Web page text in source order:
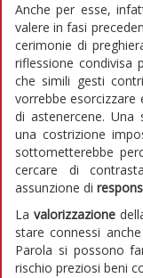
Anche per esse,
valere in fasi
cerimonie di
riflessione condivisa
che simili gesti
vorrebbe esorcizzare
di astenercene. Una
una costrizione
sottometterebbe
cercare di
assunzione di
Lavalorizzazione
stare connessi
Parola si possono
rischio preziosi beni